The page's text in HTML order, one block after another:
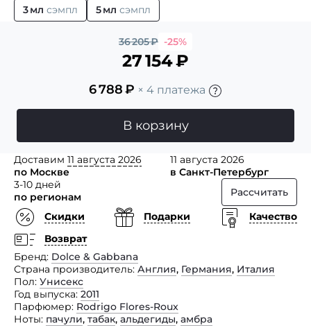
3 мл сэмпл 5 мл сэмпл
36 205₽ -25%
27 154₽
6 788₽ × 4 платежа
В корзину
Доставим 11 августа 2026
по Москве
11 августа 2026
в Санкт-Петербург
3-10 дней
по регионам
Рассчитать
Скидки
Подарки
Качество
Возврат
Бренд Dolce & Gabbana
Страна производитель Англия, Германия, Италия
Пол Унисекс
Год выпуска 2011
Парфюмер Rodrigo Flores-Roux
Ноты пачули, табак, альдегиды, амбра